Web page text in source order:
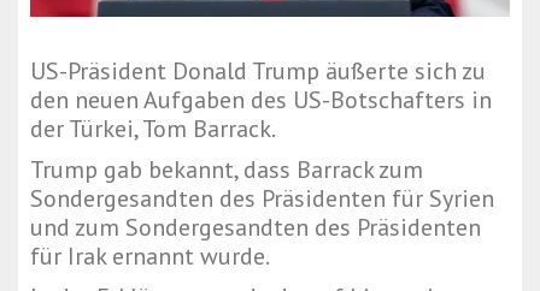
US-Präsident Donald Trump äußerte sich zu
den neuen Aufgaben des US-Botschafters in
der Türkei, Tom Barrack.
Trump gab bekannt, dass Barrack zum
Sondergesandten des Präsidenten für Syrien
und zum Sondergesandten des Präsidenten
für Irak ernannt wurde.